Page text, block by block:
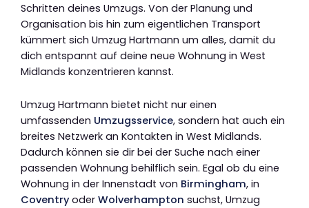
Schritten deines Umzugs. Von der Planung und
Organisation bis hin zum eigentlichen Transport
kümmert sich Umzug Hartmann um alles, damit du
dich entspannt auf deine neue Wohnung in West
Midlands konzentrieren kannst.
Umzug Hartmann bietet nicht nur einen
umfassenden Umzugsservice, sondern hat auch ein
breites Netzwerk an Kontakten in West Midlands.
Dadurch können sie dir bei der Suche nach einer
passenden Wohnung behilflich sein. Egal ob du eine
Wohnung in der Innenstadt von Birmingham, in
Coventryoder Wolverhampton suchst, Umzug